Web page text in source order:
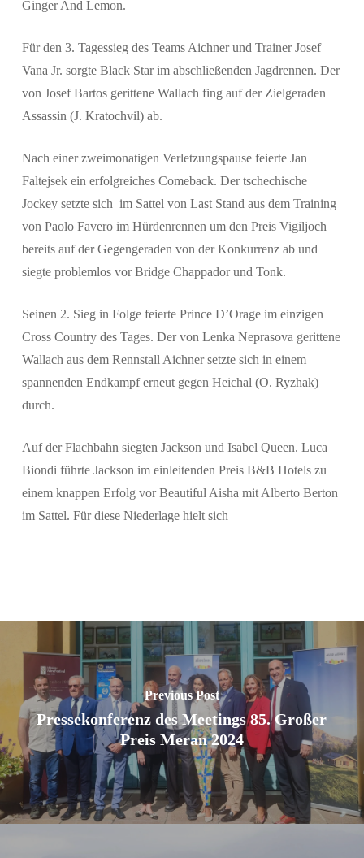
Ginger And Lemon.
Für den 3. Tagessieg des Teams Aichner und Trainer Josef
Vana Jr. sorgte Black Star im abschließenden Jagdrennen. Der
von Josef Bartos gerittene Wallach fing auf der Zielgeraden
Assassin (J. Kratochvil) ab.
Nach einer zweimonatigen Verletzungspause feierte Jan
Faltejsek ein erfolgreiches Comeback. Der tschechische
Jockey setzte sich im Sattel von Last Stand aus dem Training
von Paolo Favero im Hürdenrennen um den Preis Vigiljoch
bereits auf der Gegengeraden von der Konkurrenz ab und
siegte problemlos vor Bridge Chappador und Tonk.
Seinen 2. Sieg in Folge feierte Prince D’Orage im einzigen
Cross Country des Tages. Der von Lenka Neprasova gerittene
Wallach aus dem Rennstall Aichner setzte sich in einem
spannenden Endkampf erneut gegen Heichal (O. Ryzhak)
durch.
Auf der Flachbahn siegten Jackson und Isabel Queen. Luca
Biondi führte Jackson im einleitenden Preis B&B Hotels zu
einem knappen Erfolg vor Beautiful Aisha mit Alberto Berton
im Sattel. Für diese Niederlage hielt sich
Previous Post
Pressekonferenz des Meetings 85. Großer
Preis Meran 2024